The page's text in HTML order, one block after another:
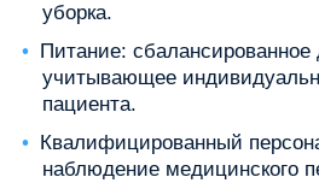
уборка.
Питание: сбалансированное
учитывающее
пациента.
Квалифицированный
наблюдение медицинского